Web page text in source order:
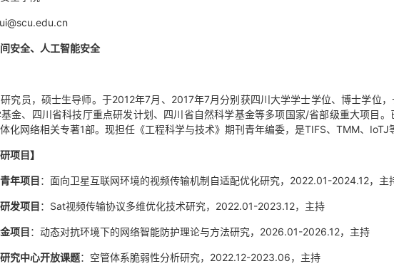
安全、人工智能安全
究员，硕士生导师。于2012年7月、2017年7月分别获四川大学学士学位、博士学位
金、四川省科技厅重点研发计划、四川省自然科学基金等多项国家/省部级重大项目
化网络相关专著1部。现担任《工程科学与技术》期刊青年编委，是TIFS、TMM、IoTJ
项目】
年项目：面向卫星互联网环境的视频传输机制自适配优化研究，2022.01-2024.12，主
发项目：Sat视频传输协议多维优化技术研究，2022.01-2023.12，主持
项目：动态对抗环境下的网络智能防护理论与方法研究，2026.01-2026.12，主持
究中心开放课题：空管体系脆弱性分析研究，2022.12-2023.06，主持